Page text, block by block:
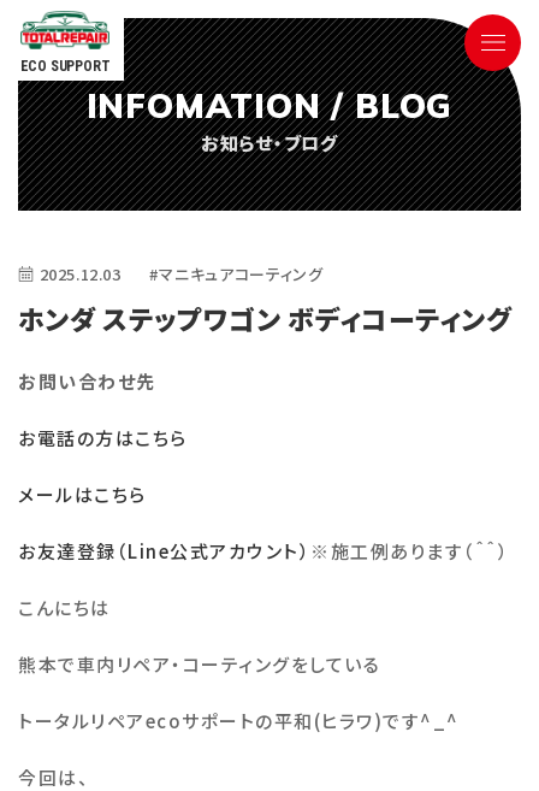
ECO SUPPORT
Tel.090-9498-3843
電話対応時間 ／ 9:00〜18:00
ごあいさつ
施工例
会社概要
INFOMATION / BLOG
お知らせ・ブログ
2025.12.03 #マニキュアコーティング
ホンダ ステップワゴン ボディコーティング
お問い合わせ先
お電話の方はこちら
メールはこちら
お友達登録（Line公式アカウント） ※施工例あります（＾＾）
こんにちは
熊本で車内リペア・コーティングをしている
トータルリペアecoサポートの平和(ヒラワ)です^_^
今回は、